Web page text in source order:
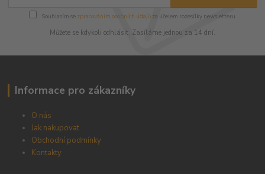
Souhlasím se zpracováním osobních údajůza účelem rozesílky newsletteru.
Můžete se kdykoli odhlásit. Zasíláme jednou za 14 dní.
Informace pro zákazníky
O nás
Jak nakupovat
Obchodní podmínky
Kontakty